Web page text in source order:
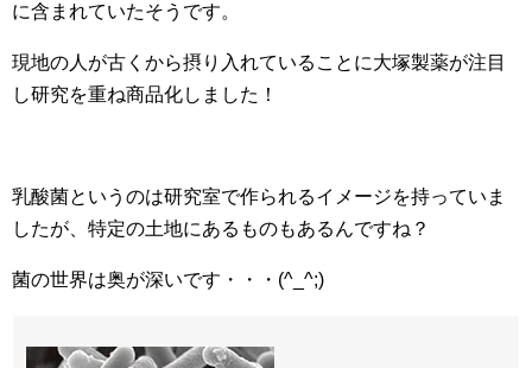
に含まれていたそうです。
現地の人が古くから摂り入れていることに大塚製薬が注目
し研究を重ね商品化しました！
乳酸菌というのは研究室で作られるイメージを持っていま
したが、特定の土地にあるものもあるんですね？
菌の世界は奥が深いです・・・(^_^;)